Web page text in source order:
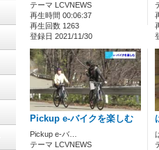
テーマ LCVNEWS
再生時間 00:06:37
再生回数 1263
登録日 2021/11/30
Pickup e-バイクを楽しむ
Pickup e-バ…
テーマ LCVNEWS